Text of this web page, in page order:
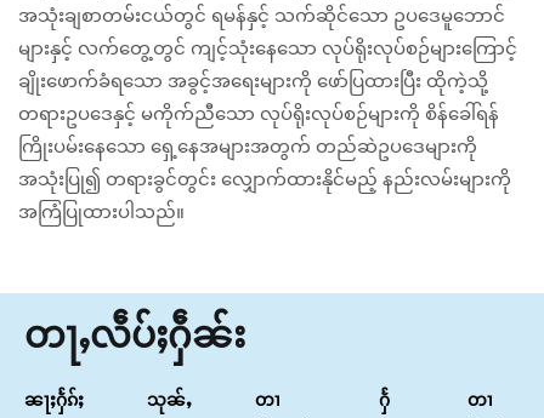
အသုံးချစာတမ်းငယ်တွင် ရမန်နှင့် သက်ဆိုင်သော ဥပဒေမူဘောင်
များနှင့် လက်တွေ့တွင် ကျင့်သုံးနေသော လုပ်ရိုးလုပ်စဉ်များကြောင့်
ချိုးဖောက်ခံရသော အခွင့်အရေးများကို ဖော်ပြထားပြီး ထိုကဲ့သို့
တရားဥပဒေနှင့် မကိုက်ညီသော လုပ်ရိုးလုပ်စဉ်များကို စိန်ခေါ်ရန်
ကြိုးပမ်းနေသော ရှေ့နေအများအတွက် တည်ဆဲဥပဒေများကို
အသုံးပြု၍ တရားခွင်တွင်း လျှောက်ထားနိုင်မည့် နည်းလမ်းများကို
အကြံပြုထားပါသည်။
တႃႇလဵပ်ႈႁဵၼ်း
ၼႃႈႁႅၵ်ႈ
သုၼ်ႇ
တၢ
ႁႅ
တၢ